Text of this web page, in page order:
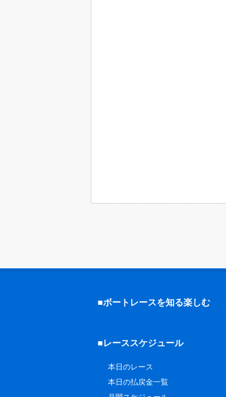
■ボートレースを知る楽しむ
■レーススケジュール
本日のレース
本日の払戻金一覧